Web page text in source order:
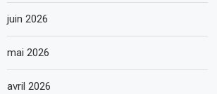
juin 2026
mai 2026
avril 2026